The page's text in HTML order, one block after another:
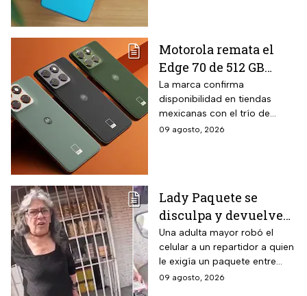
Motorola remata el
Edge 70 de 512 GB
ultradelgado con tres
cámaras de 50 MP y
$2,000 pesos de
descuento en hasta 18
La marca confirma
disponibilidad en tiendas
mexicanas con el trío de
lentes de alta resolución que
09 agosto, 2026
Lady Paquete se
disculpa y devuelve
celular que robó a
repartidor en
Coacalco: “Tuvo un
arranque”
Una adulta mayor robó el
celular a un repartidor a quien
le exigía un paquete entre
gritos y reclamos.
09 agosto, 2026